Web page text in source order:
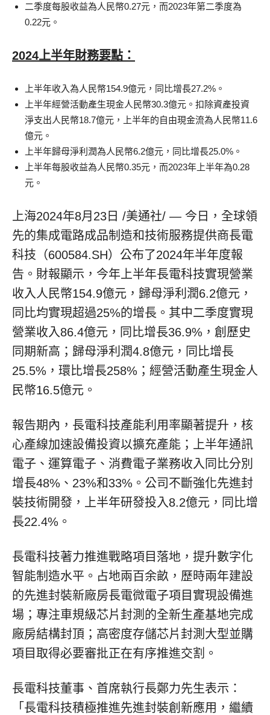
二季度每股收益為人民幣0.27元，而2023年第二季度為
0.22元。
2024上半年財務要點：
上半年收入為人民幣154.9億元，同比增長27.2%。
上半年經營活動產生現金人民幣30.3億元。扣除資產投資
淨支出人民幣18.7億元，上半年的自由現金流為人民幣11.6
億元。
上半年歸母淨利潤為人民幣6.2億元，同比增長25.0%。
上半年每股收益為人民幣0.35元，而2023年上半年為0.28
元。
上海2024年8月23日 /美通社/ — 今日，全球領
先的集成電路成品制造和技術服務提供商長電
科技（600584.SH）公布了2024年半年度報
告。財報顯示，今年上半年長電科技實現營業
收入人民幣154.9億元，歸母淨利潤6.2億元，
同比均實現超過25%的增長。其中二季度實現
營業收入86.4億元，同比增長36.9%，創歷史
同期新高；歸母淨利潤4.8億元，同比增長
25.5%，環比增長258%；經營活動產生現金人
民幣16.5億元。
報告期內，長電科技產能利用率顯著提升，核
心產線加速設備投資以擴充產能；上半年通訊
電子、運算電子、消費電子業務收入同比分別
增長48%、23%和33%。公司不斷強化先進封
裝技術開發，上半年研發投入8.2億元，同比增
長22.4%。
長電科技著力推進戰略項目落地，提升數字化
智能制造水平。占地兩百余畝，歷時兩年建設
的先進封裝新廠房長電微電子項目實現設備進
場；專注車規級芯片封測的全新生產基地完成
廠房結構封頂；高密度存儲芯片封測大型並購
項目取得必要審批正在有序推進交割。
長電科技董事、首席執行長鄭力先生表示：
「長電科技積極推進先進封裝創新應用，繼續